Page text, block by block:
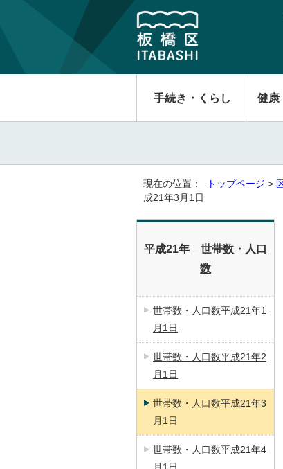
手続き・くらし 健康
現在の位置： トップページ >
成21年3月1日
平成21年 世帯数・人口
数
世帯数・人口数平成21年1
月1日
世帯数・人口数平成21年2
月1日
世帯数・人口数平成21年3
月1日
世帯数・人口数平成21年4